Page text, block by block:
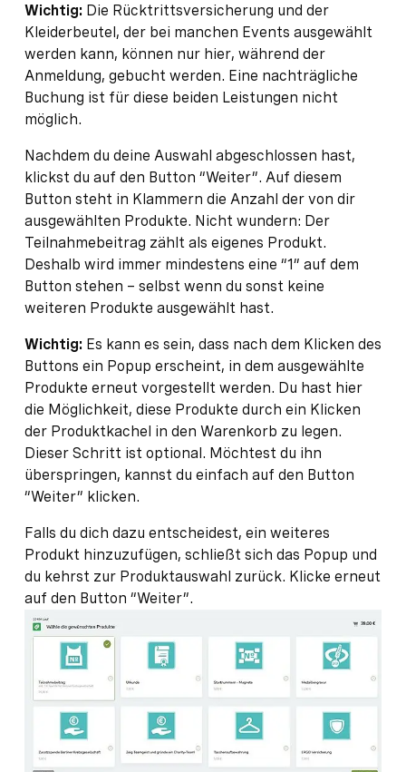
Wichtig: Die Rücktrittsversicherung und der
Kleiderbeutel, der bei manchen Events ausgewählt
werden kann, können nur hier, während der
Anmeldung, gebucht werden. Eine nachträgliche
Buchung ist für diese beiden Leistungen nicht
möglich.
Nachdem du deine Auswahl abgeschlossen hast,
klickst du auf den Button “Weiter”. Auf diesem
Button steht in Klammern die Anzahl der von dir
ausgewählten Produkte. Nicht wundern: Der
Teilnahmebeitrag zählt als eigenes Produkt.
Deshalb wird immer mindestens eine “1” auf dem
Button stehen – selbst wenn du sonst keine
weiteren Produkte ausgewählt hast.
Wichtig: Es kann es sein, dass nach dem Klicken des
Buttons ein Popup erscheint, in dem ausgewählte
Produkte erneut vorgestellt werden. Du hast hier
die Möglichkeit, diese Produkte durch ein Klicken
der Produktkachel in den Warenkorb zu legen.
Dieser Schritt ist optional. Möchtest du ihn
überspringen, kannst du einfach auf den Button
“Weiter” klicken.
Falls du dich dazu entscheidest, ein weiteres
Produkt hinzuzufügen, schließt sich das Popup und
du kehrst zur Produktauswahl zurück. Klicke erneut
auf den Button “Weiter”.